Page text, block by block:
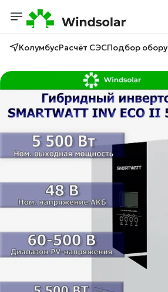
КолумбусРасчёт СЭСПодбор